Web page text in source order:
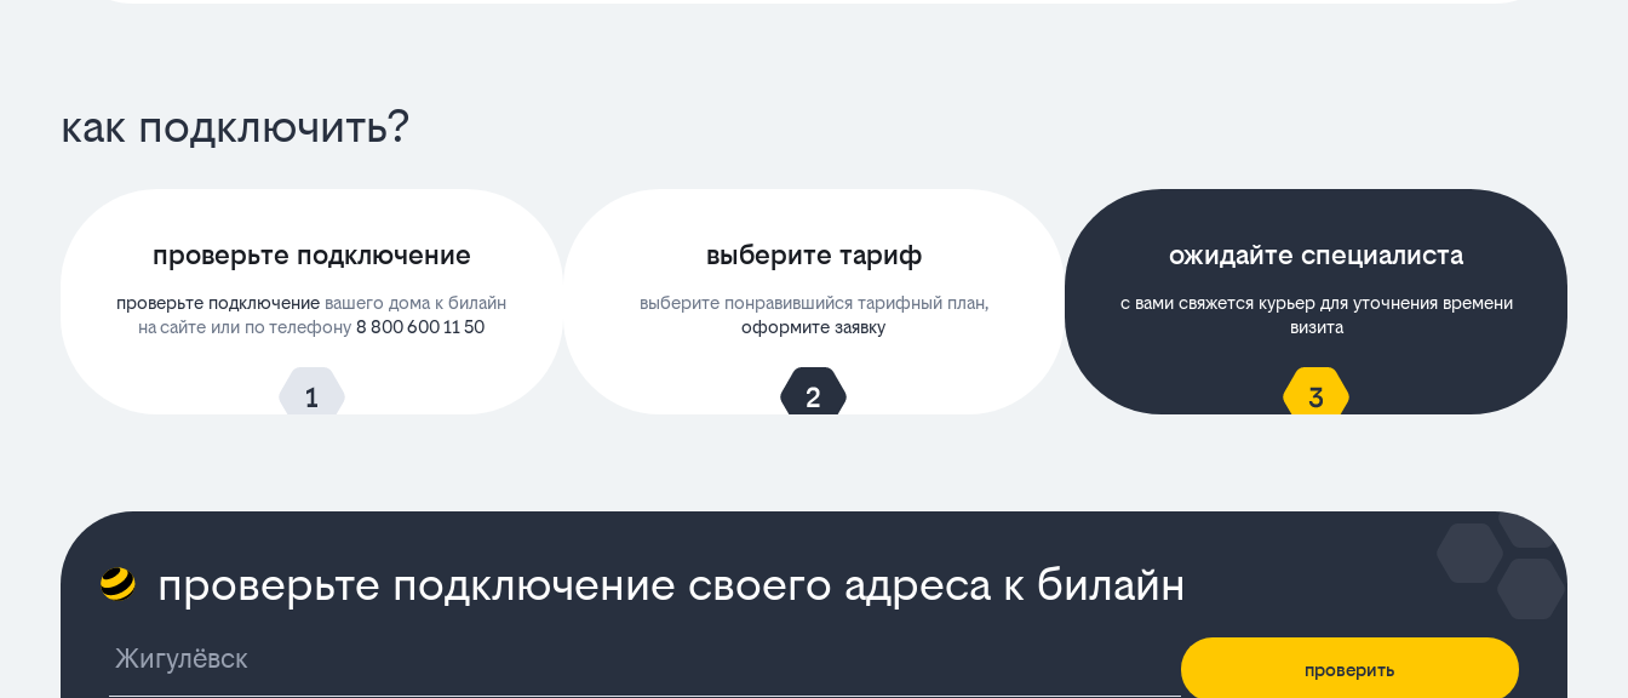
как подключить?
проверьте подключение
проверьте подключение вашего дома к билайн
на сайте или по телефону8 800 600 11 50
выберите тариф
выберите понравившийся тарифный план,
оформите заявку
ожидайте специалиста
с вами свяжется курьер для уточнения времени
визита
проверьте подключение своего адреса к билайн
проверить